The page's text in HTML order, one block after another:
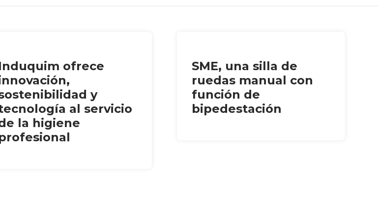
ofrece
y
al servicio
la higiene
SME, una silla de
ruedas manual con
función de
bipedestación